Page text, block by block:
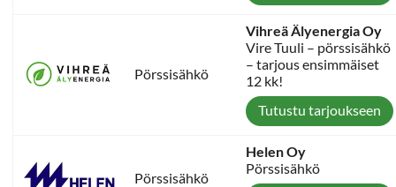
Pörssisähkö
Vihreä Älyenergia Oy
Vire Tuuli – pörssisähkö
– tarjous ensimmäiset
12 kk!
Tutustu tarjoukseen
Pörssisähkö
Helen Oy
Pörssisähkö